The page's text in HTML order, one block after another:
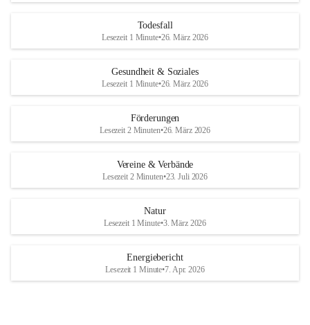
Todesfall
Lesezeit 1 Minute•26. März 2026
Gesundheit & Soziales
Lesezeit 1 Minute•26. März 2026
Förderungen
Lesezeit 2 Minuten•26. März 2026
Vereine & Verbände
Lesezeit 2 Minuten•23. Juli 2026
Natur
Lesezeit 1 Minute•3. März 2026
Energiebericht
Lesezeit 1 Minute•7. Apr. 2026